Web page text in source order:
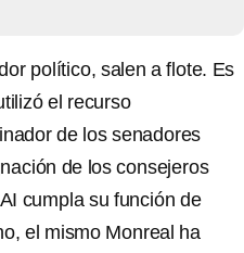
político, salen a flote. Es
el recurso
de los senadores
de los consejeros
cumpla su función de
el mismo Monreal ha